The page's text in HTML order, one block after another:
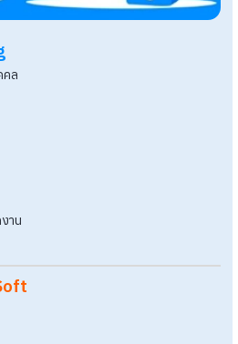
สำเนาถูกต้อง ทะเบียนบ้าน บัตรประชาชน ยังไ